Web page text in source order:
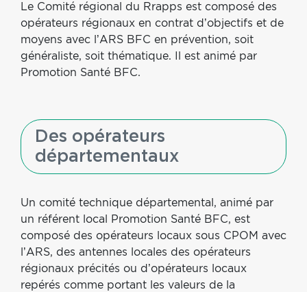
Le Comité régional du Rrapps est composé des
opérateurs régionaux en contrat d’objectifs et de
moyens avec l’ARS BFC en prévention, soit
généraliste, soit thématique. Il est animé par
Promotion Santé BFC.
Des opérateurs
départementaux
Un comité technique départemental, animé par
un référent local Promotion Santé BFC, est
composé des opérateurs locaux sous CPOM avec
l’ARS, des antennes locales des opérateurs
régionaux précités ou d’opérateurs locaux
repérés comme portant les valeurs de la